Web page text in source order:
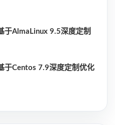
于AlmaLinux 9.5深度定制
于Centos 7.9深度定制优化